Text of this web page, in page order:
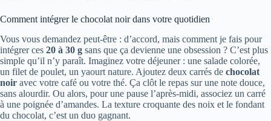
Comment intégrer le chocolat noir dans votre quotidien
Vous vous demandez peut-être : d’accord, mais comment je fais pour
intégrer ces 20 à 30 g sans que ça devienne une obsession ? C’est plus
simple qu’il n’y paraît. Imaginez votre déjeuner : une salade colorée,
un filet de poulet, un yaourt nature. Ajoutez deux carrés de chocolat
noir avec votre café ou votre thé. Ça clôt le repas sur une note douce,
sans alourdir. Ou alors, pour une pause l’après-midi, associez un carré
à une poignée d’amandes. La texture croquante des noix et le fondant
du chocolat, c’est un duo gagnant.